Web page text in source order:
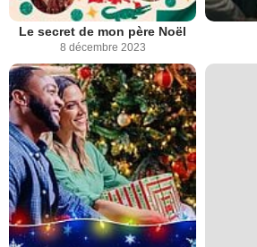
Le secret de mon père Noël
8 décembre 2023